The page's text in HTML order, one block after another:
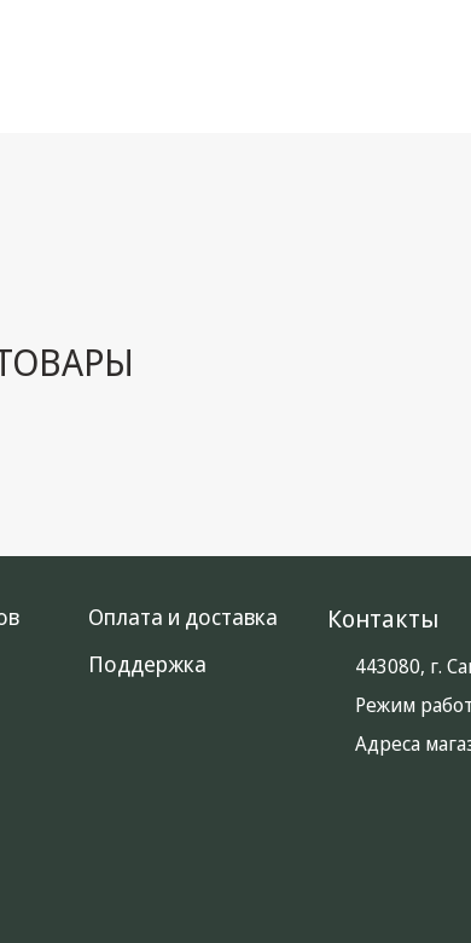
Оплата и доставка
Поддержка
Контакты
443080, г.
Режим
Адреса